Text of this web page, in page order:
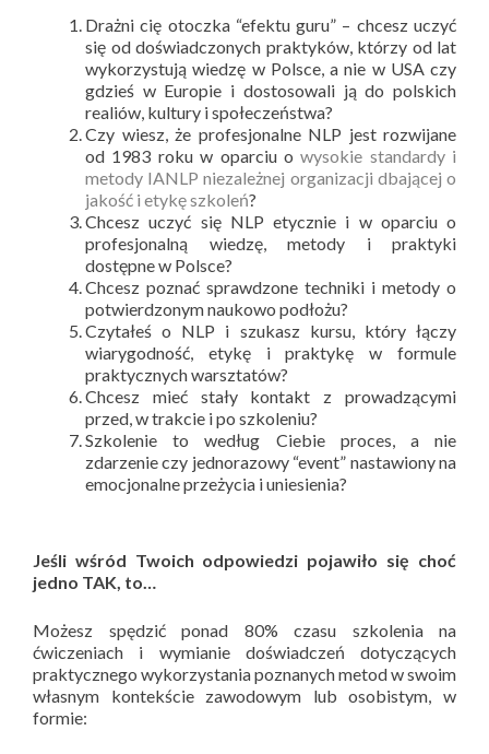
Drażni cię otoczka “efektu guru” – chcesz uczyć
się od doświadczonych praktyków, którzy od lat
wykorzystują wiedzę w Polsce, a nie w USA czy
gdzieś w Europie i dostosowali ją do polskich
realiów, kultury i społeczeństwa?
Czy wiesz, że profesjonalne NLP jest rozwijane
od 1983 roku w oparciu owysokie standardy i
metody IANLP niezależnej organizacji dbającej o
jakość i etykę szkoleń?
Chcesz uczyć się NLP etycznie i w oparciu o
profesjonalną wiedzę, metody i praktyki
dostępne w Polsce?
Chcesz poznać sprawdzone techniki i metody o
potwierdzonym naukowo podłożu?
Czytałeś o NLP i szukasz kursu, który łączy
wiarygodność, etykę i praktykę w formule
praktycznych warsztatów?
Chcesz mieć stały kontakt z prowadzącymi
przed, w trakcie i po szkoleniu?
Szkolenie to według Ciebie proces, a nie
zdarzenie czy jednorazowy “event” nastawiony na
emocjonalne przeżycia i uniesienia?
Jeśli wśród Twoich odpowiedzi pojawiło się choć
jedno TAK, to…
Możesz spędzić ponad 80% czasu szkolenia na
ćwiczeniach i wymianie doświadczeń dotyczących
praktycznego wykorzystania poznanych metod w swoim
własnym kontekście zawodowym lub osobistym, w
formie: